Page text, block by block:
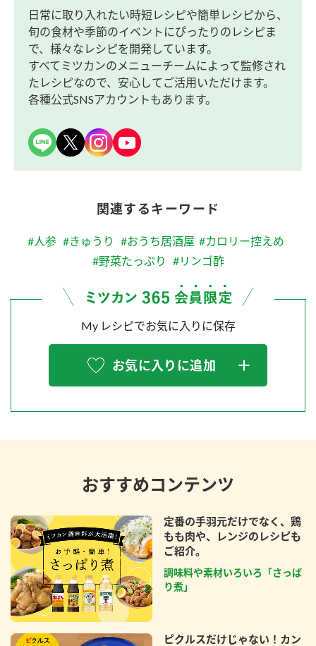
日常に取り入れたい時短レシピや簡単レシピから、
旬の食材や季節のイベントにぴったりのレシピま
で、様々なレシピを開発しています。
すべてミツカンのメニューチームによって監修され
たレシピなので、安心してご活用いただけます。
各種公式SNSアカウントもあります。
関連するキーワード
#人参 #きゅうり #おうち居酒屋 #カロリー控えめ
#野菜たっぷり
#リンゴ酢
My レシピでお気に入りに保存
お気に入りに追加
おすすめコンテンツ
定番の手羽元だけでなく、鶏
もも肉や、レンジのレシピも
ご紹介。
調味料や素材いろいろ「さっぱ
り煮」
ピクルスだけじゃない！カン